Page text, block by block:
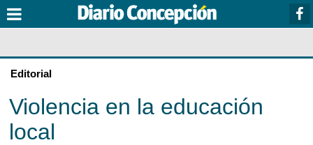
Editorial
Violencia en la educación
local